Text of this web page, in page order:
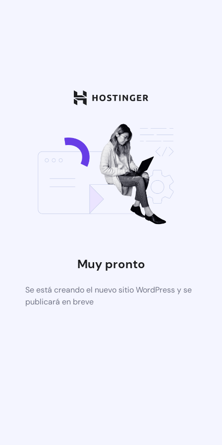
Muy pronto
Se está creando el nuevo sitio WordPress y se
publicará en breve